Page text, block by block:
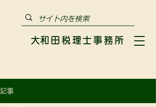
​大和田税理士事務所
記事